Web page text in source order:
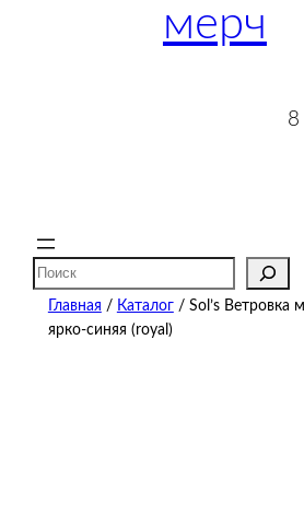
мерч
8
Поиск
Главная / Каталог/ Sol’s Ветровка
ярко-синяя (royal)